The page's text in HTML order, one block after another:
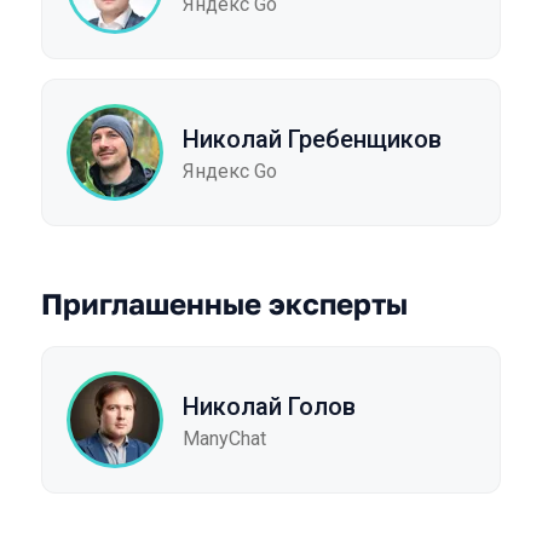
Николай Гребенщиков
Яндекс Go
Приглашенные эксперты
Николай Голов
ManyChat